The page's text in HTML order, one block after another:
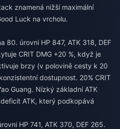
znamená nižší maximální
Luck na vrcholu.
80. úrovni HP 847, ATK 318, DEF
CRIT DMG +20 %, když je
brzy (v polovině cesty k 20
dostupnost. 20% CRIT
Guang. Nízký základní ATK
ATK, který podkopává
HP 741, ATK 370, DEF 265.